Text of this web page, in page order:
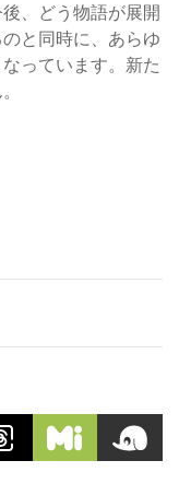
、どう物語が展開
と同時に、あらゆ
っています。新た